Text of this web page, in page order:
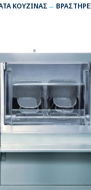
ΚΟΥΖΙΝΑΣ